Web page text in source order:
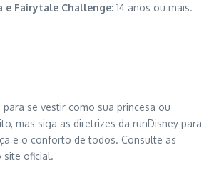
e Fairytale Challenge: 14 anos ou mais.
se vestir como sua princesa ou
mas siga as diretrizes da runDisney para
e o conforto de todos. Consulte as
site oficial.